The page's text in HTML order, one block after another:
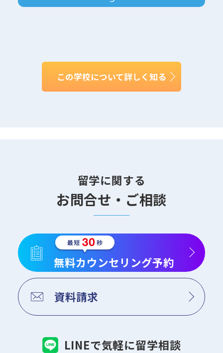
この学校について詳しく知る
留学に関する
お問合せ・ご相談
無料カウンセリング予約
資料請求
LINEで気軽に留学相談